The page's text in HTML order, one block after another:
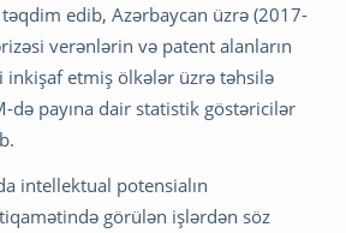
təqdim edib, Azərbaycan üzrə (2017-
verənlərin və patent alanların
inkişaf etmiş ölkələr üzrə təhsilə
də payına dair statistik göstəricilər
intellektual potensialın
görülən işlərdən söz